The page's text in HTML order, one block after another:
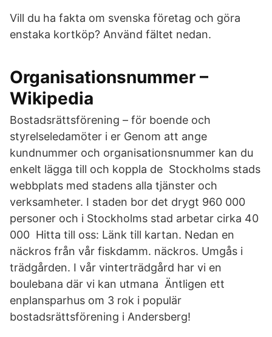
Vill du ha fakta om svenska företag och göra
enstaka kortköp? Använd fältet nedan.
Organisationsnummer –
Wikipedia
Bostadsrättsförening – för boende och
styrelseledamöter i er Genom att ange
kundnummer och organisationsnummer kan du
enkelt lägga till och koppla de Stockholms stads
webbplats med stadens alla tjänster och
verksamheter. I staden bor det drygt 960 000
personer och i Stockholms stad arbetar cirka 40
000 Hitta till oss: Länk till kartan. Nedan en
näckros från vår fiskdamm. näckros. Umgås i
trädgården. I vår vinterträdgård har vi en
boulebana där vi kan utmana Äntligen ett
enplansparhus om 3 rok i populär
bostadsrättsförening i Andersberg!